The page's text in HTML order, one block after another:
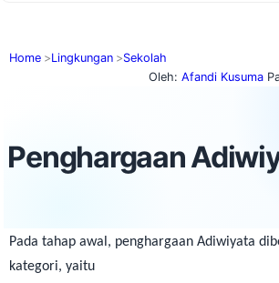
Home Lingkungan
Sekolah
Oleh: Afandi Kusuma
Penghargaan
Pada tahap awal, penghargaan Adiwiyata
kategori, yaitu